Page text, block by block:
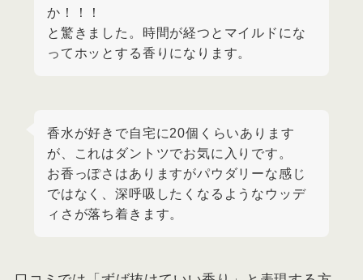
か！！！
と驚きました。時間が経つとマイルドにな
ってホッとする香りになります。
香水が好きで自宅に20個くらいあります
が、これはダントツでお気に入りです。
お香っぽさはありますがパウダリーな感じ
ではなく、深呼吸したくなるようなウッデ
ィさが落ち着きます。